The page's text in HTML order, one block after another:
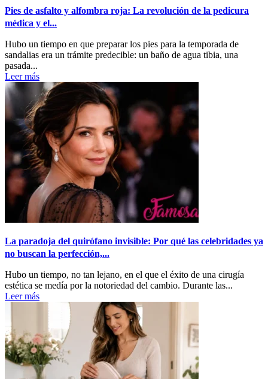
Pies de asfalto y alfombra roja: La revolución de la pedicura
médica y el...
Hubo un tiempo en que preparar los pies para la temporada de
sandalias era un trámite predecible: un baño de agua tibia, una
pasada...
Leer más
La paradoja del quirófano invisible: Por qué las celebridades ya
no buscan la perfección,...
Hubo un tiempo, no tan lejano, en el que el éxito de una cirugía
estética se medía por la notoriedad del cambio. Durante las...
Leer más